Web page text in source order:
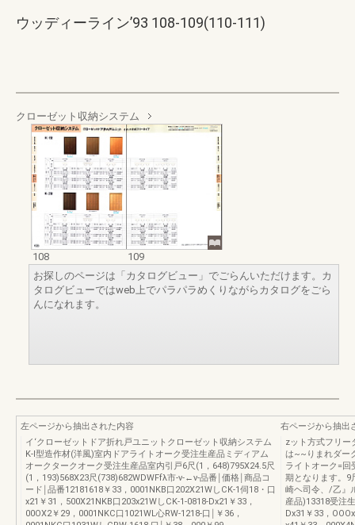
ウッディーライン’93 108-109(110-111)
クローゼット収納システム
108
109
お探しのページは「カタログビュー」でごらんいただけます。カ
タログビューではweb上でパラパラめくりながらカタログをごら
んになれます。
左ページから抽出された内容
イ‘クローゼットドア折れ戸ユニットクローゼット収納システム
K-l型造作材(洋風)室内ドアライトオーク受注生産品ミディアム
オークタークオーク受注生産品室内引戸6尺(1，648)795X24.5尺
(1，193)568X23尺(738)682WDWFfλ市-v-←v-品番￨価格￨商品コ
ード￨品番12181618￥33，0001NKB口202X21WしCK-1伺18・口
x21￥31，500X21NKB口203x21WしCK-1-0818-Dx21￥33，
00OX2￥29，0001NKC口1021WL心RW-1218-口￨￥36，
右ページから抽出
zット方式フリー
は~~りまれダー
ライトオーク=
期となります。9
崎ヘ司令、/乙』
産品)13318受注
Dx31￥33，